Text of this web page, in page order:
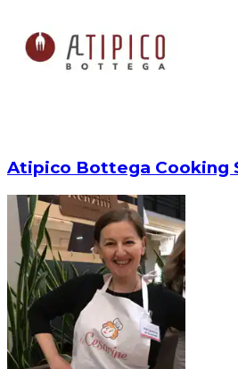
Atipico Bottega Cooking